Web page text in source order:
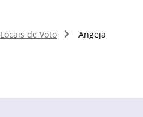
Locais de Voto Angeja